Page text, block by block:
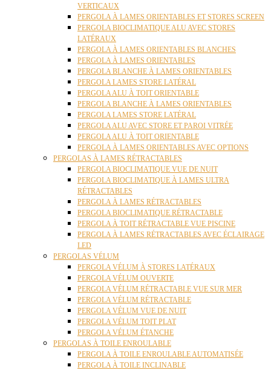
VERTICAUX
PERGOLA À LAMES ORIENTABLES ET STORES SCREEN
PERGOLA BIOCLIMATIQUE ALU AVEC STORES
LATÉRAUX
PERGOLA À LAMES ORIENTABLES BLANCHES
PERGOLA À LAMES ORIENTABLES
PERGOLA BLANCHE À LAMES ORIENTABLES
PERGOLA LAMES STORE LATÉRAL
PERGOLA ALU À TOIT ORIENTABLE
PERGOLA BLANCHE À LAMES ORIENTABLES
PERGOLA LAMES STORE LATÉRAL
PERGOLA ALU AVEC STORE ET PAROI VITRÉE
PERGOLA ALU À TOIT ORIENTABLE
PERGOLA À LAMES ORIENTABLES AVEC OPTIONS
PERGOLAS À LAMES RÉTRACTABLES
PERGOLA BIOCLIMATIQUE VUE DE NUIT
PERGOLA BIOCLIMATIQUE À LAMES ULTRA
RÉTRACTABLES
PERGOLA À LAMES RÉTRACTABLES
PERGOLA BIOCLIMATIQUE RÉTRACTABLE
PERGOLA À TOIT RÉTRACTABLE VUE PISCINE
PERGOLA À LAMES RÉTRACTABLES AVEC ÉCLAIRAGE
LED
PERGOLAS VÉLUM
PERGOLA VÉLUM À STORES LATÉRAUX
PERGOLA VÉLUM OUVERTE
PERGOLA VÉLUM RÉTRACTABLE VUE SUR MER
PERGOLA VÉLUM RÉTRACTABLE
PERGOLA VÉLUM VUE DE NUIT
PERGOLA VÉLUM TOIT PLAT
PERGOLA VÉLUM ÉTANCHE
PERGOLAS À TOILE ENROULABLE
PERGOLA À TOILE ENROULABLE AUTOMATISÉE
PERGOLA À TOILE INCLINABLE